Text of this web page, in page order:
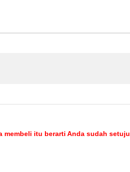
membeli itu berarti Anda sudah setuju